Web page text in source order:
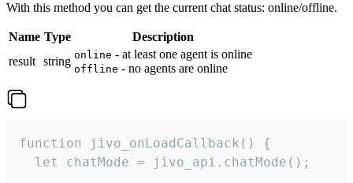
With this method you can get the current chat status: online/offline.
Name Type
Description
result string online - at least one agent is online
offline - no agents are online
function jivo_onLoadCallback() {
  let chatMode = jivo_api.chatMode();